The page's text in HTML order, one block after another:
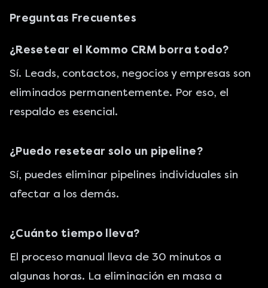
Preguntas Frecuentes
¿Resetear el Kommo CRM borra todo?
Sí. Leads, contactos, negocios y empresas son
eliminados permanentemente. Por eso, el
respaldo es esencial.
¿Puedo resetear solo un pipeline?
Sí, puedes eliminar pipelines individuales sin
afectar a los demás.
¿Cuánto tiempo lleva?
El proceso manual lleva de 30 minutos a
algunas horas. La eliminación en masa a